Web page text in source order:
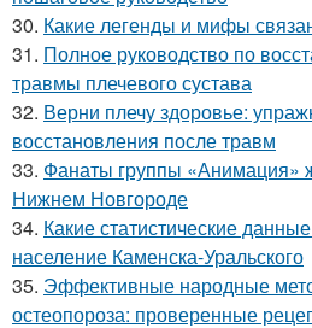
30. Какие легенды и мифы
31. Полное руководство по
травмы плечевого сустава
32. Верни плечу здоровье:
восстановления после травм
33. Фанаты группы «Анимация»
Нижнем Новгороде
34. Какие статистические
население Каменска-Уральского
35. Эффективные народные
остеопороза: проверенные